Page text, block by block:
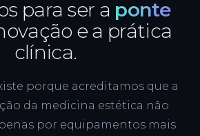
para ser a ponte
e a prática
clínica.
porque acreditamos que a
da medicina estética não
por equipamentos mais